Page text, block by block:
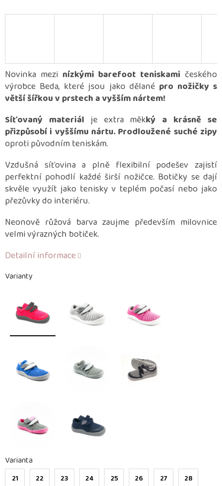
Varianty
Varianta
21 22 23 24 25 26 27 28
Novinka mezi nízkými barefoot teniskami českého
výrobce Beda, které jsou jako dělané pro nožičky s
větší šířkou v prstech a vyšším nártem!
Síťovaný materiál je extra měkký a krásně se
přizpůsobí i vyššímu nártu. Prodloužené suché zipy
oproti původním teniskám.
Vzdušná síťovina a plně flexibilní podešev zajistí
perfektní pohodlí každé širší nožičce. Botičky se dají
skvěle využít jako tenisky v teplém počasí nebo jako
přezůvky do interiéru.
Neonově růžová barva zaujme především milovnice
velmi výrazných botiček.
Detailní informace